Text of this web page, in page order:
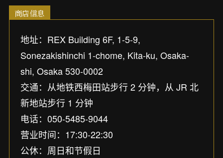
商店信息
地址：REX Building 6F, 1-5-9,
Sonezakishinchi 1-chome, Kita-ku, Osaka-
shi, Osaka 530-0002
交通：从地铁西梅田站步行 2 分钟，从 JR 北
新地站步行 1 分钟
电话：050-5485-9044
营业时间：17:30-22:30
公休：周日和节假日